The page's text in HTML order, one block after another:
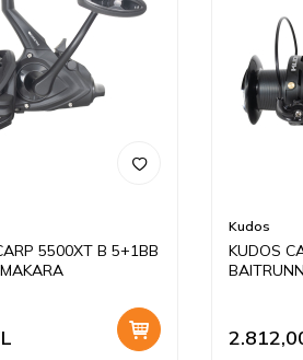
5500XT B 5+1BB
Kudos
KUDOS